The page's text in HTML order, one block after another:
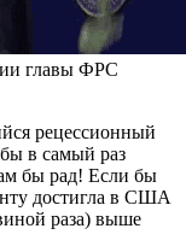
главы ФРС
рецессионный
в самый раз
бы рад! Если бы
достигла в США
раза) выше